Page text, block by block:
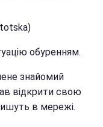
обуренням.
знайомий
відкрити свою
в мережі.